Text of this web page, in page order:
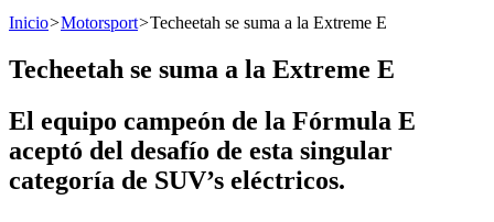
Inicio>Motorsport>Techeetah se suma a la Extreme E
Techeetah se suma a la Extreme E
El equipo campeón de la Fórmula E
aceptó del desafío de esta singular
categoría de SUV’s eléctricos.